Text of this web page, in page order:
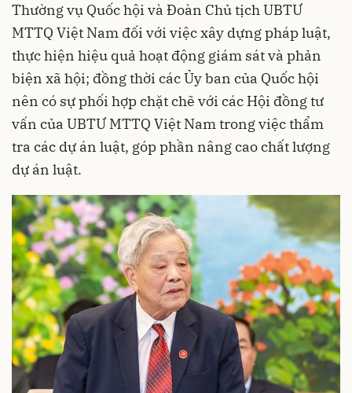
Thường vụ Quốc hội và Đoàn Chủ tịch UBTƯ
MTTQ Việt Nam đối với việc xây dựng pháp luật,
thực hiện hiệu quả hoạt động giám sát và phản
biện xã hội; đồng thời các Ủy ban của Quốc hội
nên có sự phối hợp chặt chẽ với các Hội đồng tư
vấn của UBTƯ MTTQ Việt Nam trong việc thẩm
tra các dự án luật, góp phần nâng cao chất lượng
dự án luật.